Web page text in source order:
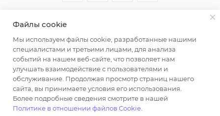
2026 © ООО "Вайт Текстиль групп"
Любая информация на сайте носит справочный
характер и не является публичной офертой
определяемой положениями пункта 2 статьи 437
Гражданского кодекса Российской Федерации.
Использование любых материалов, опубликованных
на https://opt-milena.ru, допустимо только при
наличии письменного разрешения редакции и
Файлы cookie
Мы используем файлы cookie, разработанные нашими
специалистами и третьими лицами, для анализа
событий на нашем веб-сайте, что позволяет нам
улучшать взаимодействие с пользователями и
обслуживание. Продолжая просмотр страниц нашего
сайта, вы принимаете условия его использования.
Более подробные сведения смотрите в нашей
Политике в отношении файлов Cookie